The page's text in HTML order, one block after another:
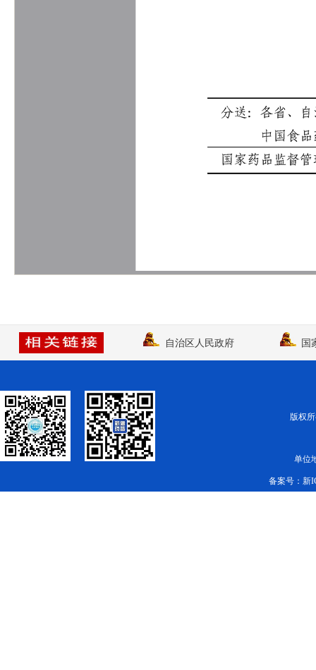
自治区人民政府 国
版权
单位
备案号： 新